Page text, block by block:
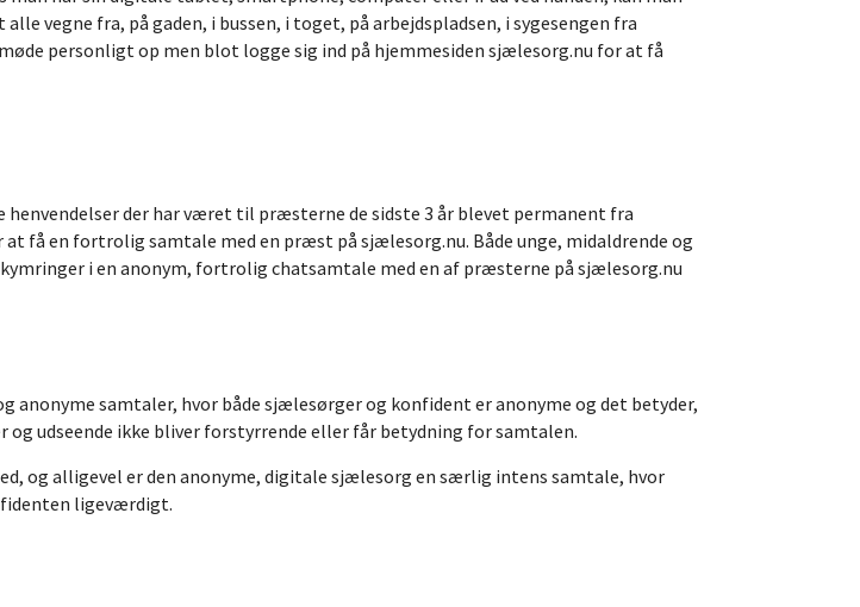
vegne fra, på gaden, i bussen, i toget, på arbejdspladsen, i sygesengen fra
personligt op men blot logge sig ind på hjemmesiden sjælesorg.nu for at få
henvendelser der har været til præsterne de sidste 3 år blevet permanent fra
få en fortrolig samtale med en præst på sjælesorg.nu. Både unge, midaldrende og
i en anonym, fortrolig chatsamtale med en af præsterne på sjælesorg.nu
samtaler, hvor både sjælesørger og konfident er anonyme og det betyder,
udseende ikke bliver forstyrrende eller får betydning for samtalen.
og alligevel er den anonyme, digitale sjælesorg en særlig intens samtale, hvor
ligeværdigt.